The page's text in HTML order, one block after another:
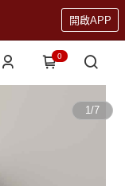
開啟APP
0
1/7